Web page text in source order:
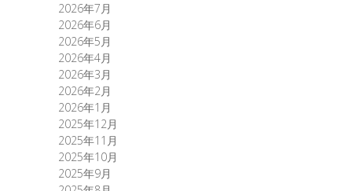
2026年7月
2026年6月
2026年5月
2026年4月
2026年3月
2026年2月
2026年1月
2025年12月
2025年11月
2025年10月
2025年9月